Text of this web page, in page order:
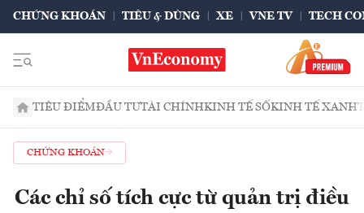
CHỨNG KHOÁN TIÊU & DÙNG XE VNE TV TECH
TIÊU ĐIỂMĐẦU TƯTÀI CHÍNHKINH TẾ SỐKINH TẾ XANH
CHỨNG KHOÁN
Các chỉ số tích cực từ quản trị điều